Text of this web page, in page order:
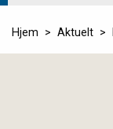
Hjem Aktuelt